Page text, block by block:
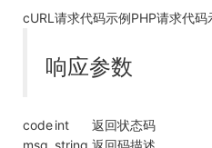
cURL请求代码示例PHP请求代码
响应参数
codeint
返回状态码
msg string 返回码描述